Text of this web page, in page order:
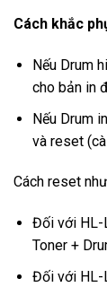
Cách khắc
Nếu Drum
cho bản in
Nếu Drum
và reset
Cách reset
Đối với HL-
Toner +
Đối với HL-